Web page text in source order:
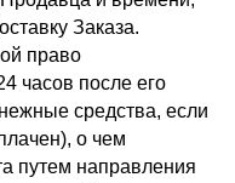
Заказа.
право
часов после его
средства, если
о чем
путем направления